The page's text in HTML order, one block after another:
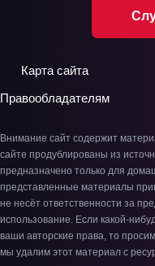
Карта сайта
Правообладателям
Внимание сайт содержит
сайте продублированы из
предназначено только для
представленные материалы
не несёт ответственности за
использование. Если какой-
ваши авторские права, то
мы удалим этот материал с